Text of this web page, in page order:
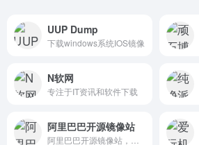
UUP Dump
下载windows系统IOS镜像
N软网
专注于IT资讯和软件下载
阿里巴巴开源镜像站